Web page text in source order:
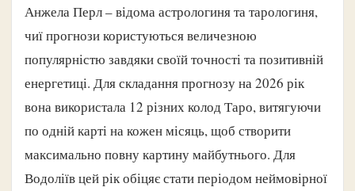
Анжела Перл – відома астрологиня та тарологиня,
чиї прогнози користуються величезною
популярністю завдяки своїй точності та позитивній
енергетиці. Для складання прогнозу на 2026 рік
вона використала 12 різних колод Таро, витягуючи
по одній карті на кожен місяць, щоб створити
максимально повну картину майбутнього. Для
Водоліїв цей рік обіцяє стати періодом неймовірної